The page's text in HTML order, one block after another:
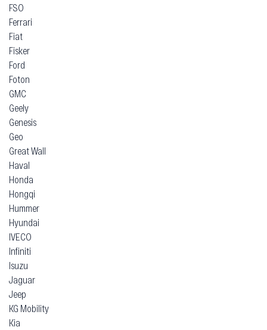
FSO
Ferrari
Fiat
Fisker
Ford
Foton
GMC
Geely
Genesis
Geo
Great Wall
Haval
Honda
Hongqi
Hummer
Hyundai
IVECO
Infiniti
Isuzu
Jaguar
Jeep
KG Mobility
Kia